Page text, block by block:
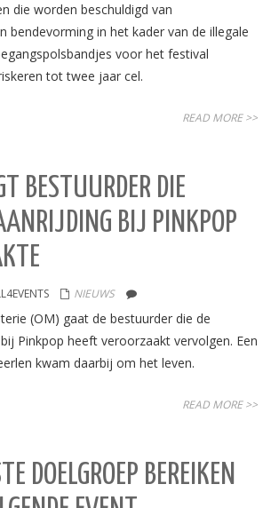
die worden beschuldigd van
bendevorming in het kader van de illegale
voor het festival
tot twee jaar cel.
READ MORE >>
BESTUURDER DIE
BIJ PINKPOP
NIEUWS
(OM) gaat de bestuurder die de
Pinkpop heeft veroorzaakt vervolgen. Een
kwam daarbij om het leven.
READ MORE >>
DOELGROEP BEREIKEN